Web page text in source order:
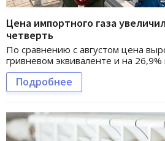
Цена импортного газа
четверть
По сравнению с августом цена
гривневом эквиваленте и на
Подробнее